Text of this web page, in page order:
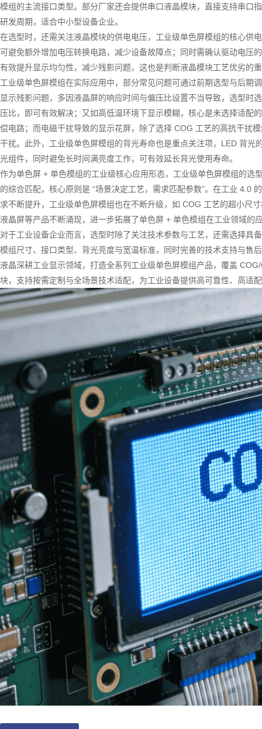
模组的主流接口类型。部分厂家还会提供串口液晶模块，直接支持串口
研发周期，适合中小型设备企业。
在选型时，还需关注液晶模块的供电电压，工业级单色屏模组的核心供
可避免额外增加电压转换电路，减少设备故障点；同时需确认驱动电压
有效提升显示均匀性，减少残影问题，这也是判断液晶模块工艺优劣的
工业级单色屏模组在实际应用中，部分常见问题可通过前期选型与后期
显示残影问题，多因液晶屏的响应时间与偏压比设置不当导致，选型时
压比，即可有效解决；又如高低温环境下显示模糊，核心是未选择适配
偿电路；而电磁干扰导致的显示花屏，除了选择 COG 工艺的高抗干扰
干扰。此外，工业级单色屏模组的背光寿命也是重点关注项，LED 背光
光组件，同时避免长时间满亮度工作，可有效延长背光使用寿命。
作为单色屏 + 单色模组的工业级核心应用形态，工业级单色屏模组的选
的综合匹配，核心原则是 “场景决定工艺，需求匹配参数”。在工业 4.0
求不断提升，工业级单色屏模组也在不断升级，如 COG 工艺的超小尺
液晶屏等产品不断涌现，进一步拓展了单色屏 + 单色模组在工业领域的
对于工业设备企业而言，选型时除了关注技术参数与工艺，还需选择具
模组尺寸、接口类型、背光亮度与宽温标准，同时完善的技术支持与售
液晶深耕工业显示领域，打造全系列工业级单色屏模组产品，覆盖
块，支持按需定制与全场景技术适配，为工业设备提供高可靠性、高适